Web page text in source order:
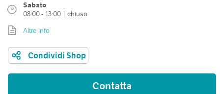
Sabato
08:00 - 13:00 | chiuso
Altre info
Condividi Shop
Contatta